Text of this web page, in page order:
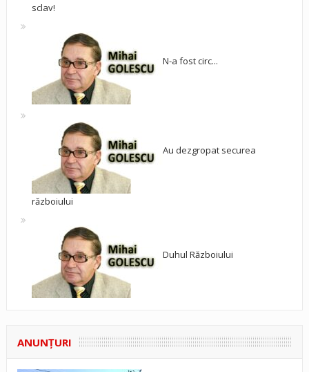
sclav!
N-a fost circ...
Au dezgropat securea
războiului
Duhul Războiului
ANUNŢURI